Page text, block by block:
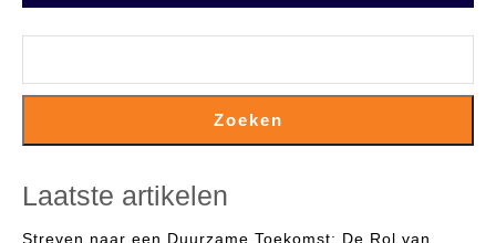
Zoeken
Laatste artikelen
Streven naar een Duurzame Toekomst: De Rol van